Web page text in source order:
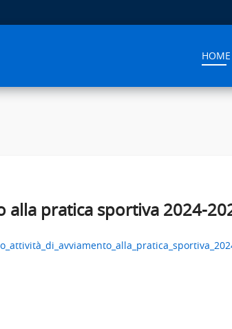
HOME
alla pratica sportiva 2024-